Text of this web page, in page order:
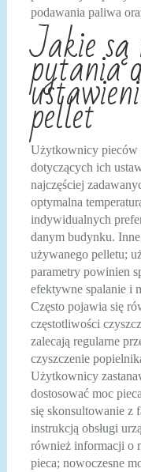
podawania paliwa
Jakie są
pytania
pellet
Użytkownicy pieców
dotyczących ich
najczęściej
optymalna
indywidualnych
danym budynku.
używanego pelletu;
parametry powinien
efektywne spalanie i
Często pojawia się
częstotliwości
zalecają regularne
czyszczenie
Użytkownicy
dostosować moc
się skonsultowanie z
instrukcją obsługi
również informacji o
pieca; nowoczesne